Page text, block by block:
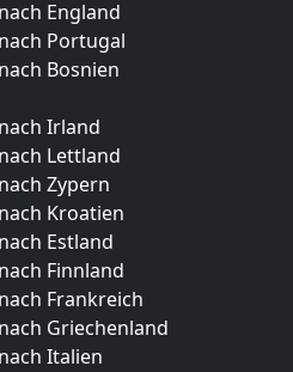
England
Portugal
Bosnien
Irland
Lettland
Zypern
Kroatien
Estland
Finnland
Frankreich
Griechenland
Italien